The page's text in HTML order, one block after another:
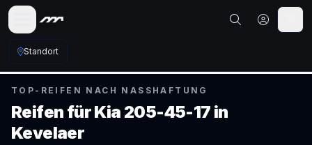
Standort
TOP-REIFEN NACH NASSHAFTUNG
Reifen fürKia 205-45-17 in
Kevelaer